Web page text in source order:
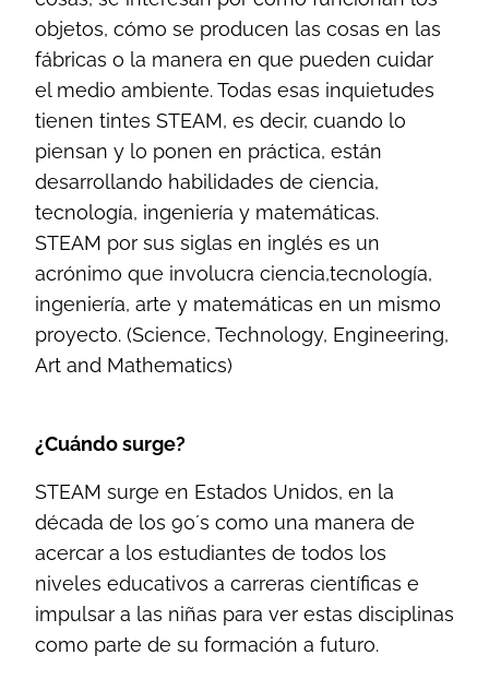
objetos, cómo se producen las cosas en las
fábricas o la manera en que pueden cuidar
el medio ambiente. Todas esas inquietudes
tienen tintes STEAM, es decir, cuando lo
piensan y lo ponen en práctica, están
desarrollando habilidades de ciencia,
tecnología, ingeniería y matemáticas.
STEAM por sus siglas en inglés es un
acrónimo que involucra ciencia,tecnología,
ingeniería, arte y matemáticas en un mismo
proyecto. (Science, Technology, Engineering,
Art and Mathematics)
¿Cuándo surge?
STEAM surge en Estados Unidos, en la
década de los 90´s como una manera de
acercar a los estudiantes de todos los
niveles educativos a carreras científicas e
impulsar a las niñas para ver estas disciplinas
como parte de su formación a futuro.